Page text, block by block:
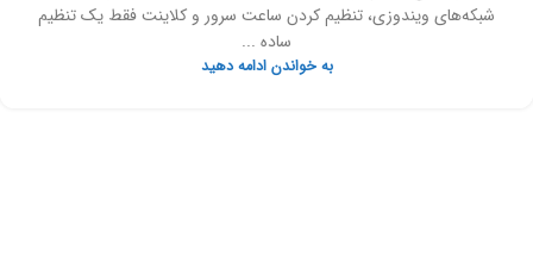
شبکه‌های ویندوزی، تنظیم کردن ساعت سرور و کلاینت فقط یک تنظیم
ساده ...
به خواندن ادامه دهید